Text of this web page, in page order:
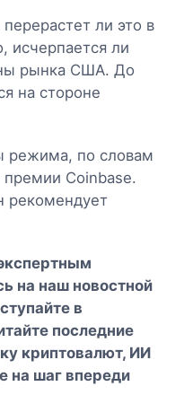
ли это в
исчерпается ли
рынка США. До
на стороне
режима, по словам
премии Coinbase.
рекомендует
на наш новостной
в
последние
криптовалют, ИИ
на шаг впереди